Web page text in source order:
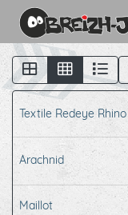
Textile Redeye Rhino
Arachnid
Maillot